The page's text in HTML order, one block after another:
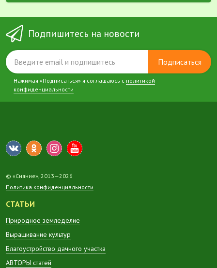
Подпишитесь на новости
Подписаться
Нажимая «Подписаться» я соглашаюсь с политикой
конфиденциальности
© «Сияние», 2013—2026
Политика конфиденциальности
СТАТЬИ
Природное земледелие
Выращивание культур
Благоустройство дачного участка
АВТОРЫ статей